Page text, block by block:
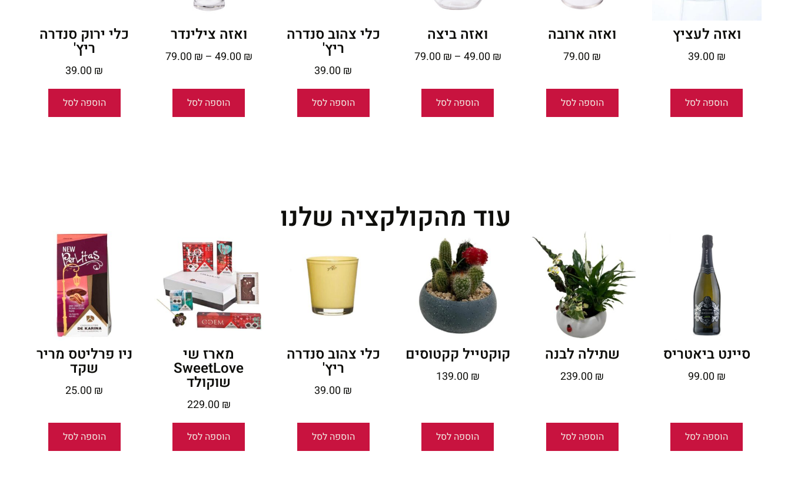
ואזה לעציץ
39.00 ₪
הוספה לסל
ואזה ארובה
79.00 ₪
הוספה לסל
ואזה ביצה
49.00 ₪
–
79.00 ₪
הוספה לסל
כלי צהוב סנדרה
ריץ'
39.00 ₪
הוספה לסל
ואזה צילינדר
49.00 ₪
–
79.00 ₪
הוספה לסל
כלי ירוק סנדרה
ריץ'
39.00 ₪
הוספה לסל
עוד מהקולקציה שלנו
סיינט ביאטריס
99.00 ₪
הוספה לסל
שתילה לבנה
239.00 ₪
הוספה לסל
קוקטייל קקטוסים
139.00 ₪
הוספה לסל
כלי צהוב סנדרה
ריץ'
39.00 ₪
הוספה לסל
מארז שי
SweetLove
שוקולד
229.00 ₪
הוספה לסל
ניו פרליטס מריר
שקד
25.00 ₪
הוספה לסל